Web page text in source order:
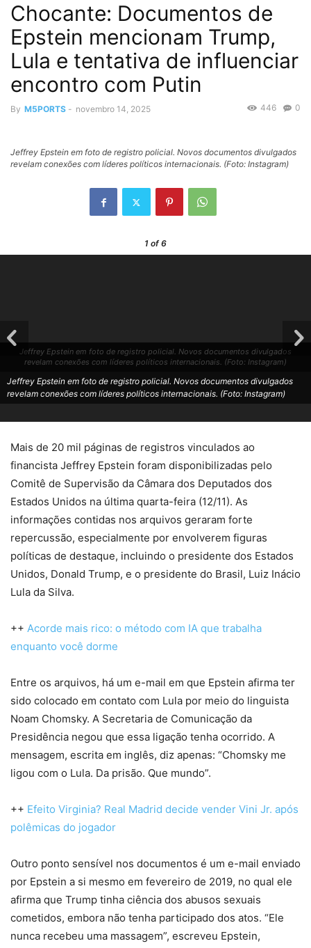
Chocante: Documentos de
Epstein mencionam Trump,
Lula e tentativa de influenciar
encontro com Putin
By M5PORTS - novembro 14, 2025 0
446
Jeffrey Epstein em foto de registro policial. Novos documentos divulgados
revelam conexões com líderes políticos internacionais. (Foto: Instagram)
1 of 6
Jeffrey Epstein em foto de registro policial. Novos documentos divulgados
revelam conexões com líderes políticos internacionais. (Foto: Instagram)
Jeffrey Epstein em foto de registro policial. Novos documentos divulgados
revelam conexões com líderes políticos internacionais. (Foto: Instagram)
Mais de 20 mil páginas de registros vinculados ao
financista Jeffrey Epstein foram disponibilizadas pelo
Comitê de Supervisão da Câmara dos Deputados dos
Estados Unidos na última quarta-feira (12/11). As
informações contidas nos arquivos geraram forte
repercussão, especialmente por envolverem figuras
políticas de destaque, incluindo o presidente dos Estados
Unidos, Donald Trump, e o presidente do Brasil, Luiz Inácio
Lula da Silva.
++ Acorde mais rico: o método com IA que trabalha
enquanto você dorme
Entre os arquivos, há um e-mail em que Epstein afirma ter
sido colocado em contato com Lula por meio do linguista
Noam Chomsky. A Secretaria de Comunicação da
Presidência negou que essa ligação tenha ocorrido. A
mensagem, escrita em inglês, diz apenas: “Chomsky me
ligou com o Lula. Da prisão. Que mundo”.
++ Efeito Virginia? Real Madrid decide vender Vini Jr. após
polêmicas do jogador
Outro ponto sensível nos documentos é um e-mail enviado
por Epstein a si mesmo em fevereiro de 2019, no qual ele
afirma que Trump tinha ciência dos abusos sexuais
cometidos, embora não tenha participado dos atos. “Ele
nunca recebeu uma massagem”, escreveu Epstein,